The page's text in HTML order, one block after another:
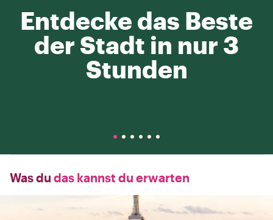
Entdecke das Beste
der Stadt in nur 3
Stunden
Was du das kannst du erwarten